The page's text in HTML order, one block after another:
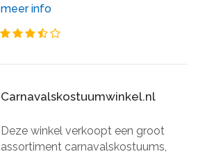
meer info
Carnavalskostuumwinkel.nl
Deze winkel verkoopt een groot
assortiment carnavalskostuums,